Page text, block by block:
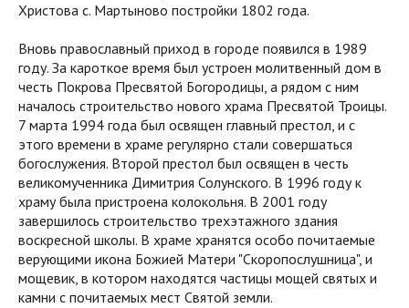
Христова с. Мартыново постройки 1802 года.
Вновь православный приход в городе появился в 1989
году. За кароткое время был устроен молитвенный дом в
честь Покрова Пресвятой Богородицы, а рядом с ним
началось строительство нового храма Пресвятой Троицы.
7 марта 1994 года был освящен главный престол, и с
этого времени в храме регулярно стали совершаться
богослужения. Второй престол был освящен в честь
великомученника Димитрия Солунского. В 1996 году к
храму была пристроена колокольня. В 2001 году
завершилось строительство трехэтажного здания
воскресной школы. В храме хранятся особо почитаемые
верующими икона Божией Матери "Скоропослушница", и
мощевик, в котором находятся частицы мощей святых и
камни с почитаемых мест Святой земли.